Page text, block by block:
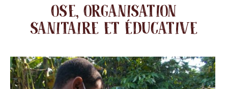
OSE, ORGANISATION
SANITAIRE ET ÉDUCATIVE